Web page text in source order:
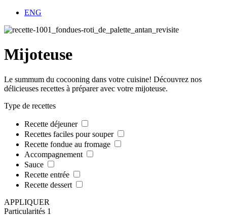
ENG
Mijoteuse
Le summum du cocooning dans votre cuisine! Découvrez nos
délicieuses recettes à préparer avec votre mijoteuse.
Type de recettes
Recette déjeuner
Recettes faciles pour souper
Recette fondue au fromage
Accompagnement
Sauce
Recette entrée
Recette dessert
APPLIQUER
Particularités 1